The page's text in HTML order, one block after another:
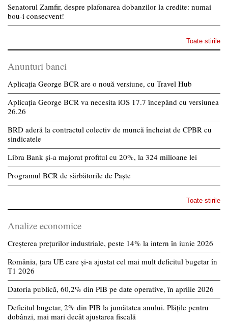
Senatorul Zamfir, despre plafonarea dobanzilor la credite: numai
bou-i consecvent!
Toate stirile
Anunturi banci
Aplicația George BCR are o nouă versiune, cu Travel Hub
Aplicația George BCR va necesita iOS 17.7 începând cu versiunea
26.26
BRD aderă la contractul colectiv de muncă încheiat de CPBR cu
sindicatele
Libra Bank și-a majorat profitul cu 20%, la 324 milioane lei
Programul BCR de sărbătorile de Paște
Toate stirile
Analize economice
Creșterea prețurilor industriale, peste 14% la intern în iunie 2026
România, țara UE care și-a ajustat cel mai mult deficitul bugetar în
T1 2026
Datoria publică, 60,2% din PIB pe date operative, în aprilie 2026
Deficitul bugetar, 2% din PIB la jumătatea anului. Plățile pentru
dobânzi, mai mari decât ajustarea fiscală